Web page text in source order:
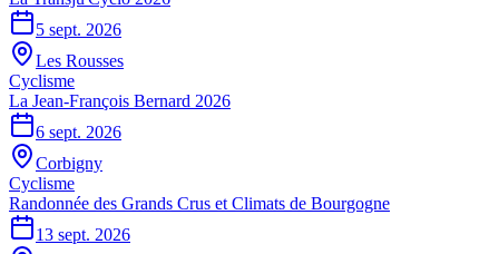
5 sept. 2026
Les Rousses
Cyclisme
La Jean-François Bernard 2026
6 sept. 2026
Corbigny
Cyclisme
Randonnée des Grands Crus et Climats de Bourgogne
13 sept. 2026